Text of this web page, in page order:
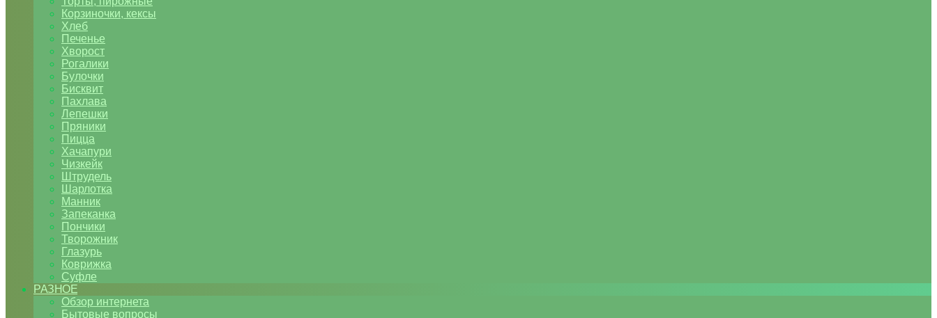
Корзиночки, кексы
Хлеб
Печенье
Хворост
Рогалики
Булочки
Бисквит
Пахлава
Лепешки
Пряники
Пицца
Хачапури
Чизкейк
Штрудель
Шарлотка
Манник
Запеканка
Пончики
Творожник
Глазурь
Коврижка
Суфле
РАЗНОЕ
Обзор интернета
Бытовые вопросы